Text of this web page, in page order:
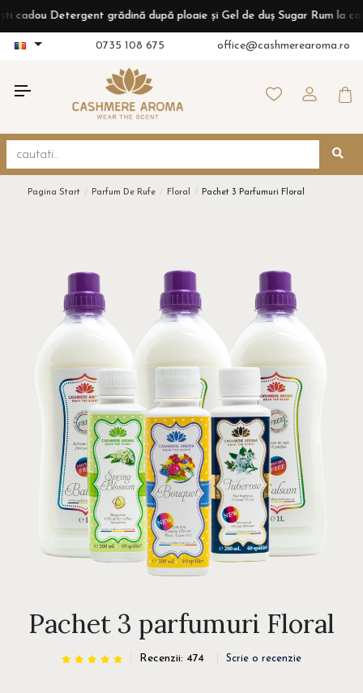
Detergent grădină după ploaie și Gel de duș Sugar Rum la
0735 108 675 office@cashmerearoma.ro
Pagina Start Parfum De Rufe Floral Pachet 3 Parfumuri Floral
Pachet 3 parfumuri Floral
Recenzii: 474 Scrie o recenzie